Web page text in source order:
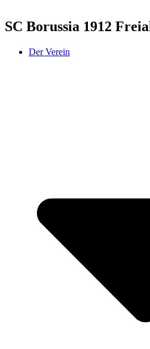
SC Borussia 1912
Der Verein